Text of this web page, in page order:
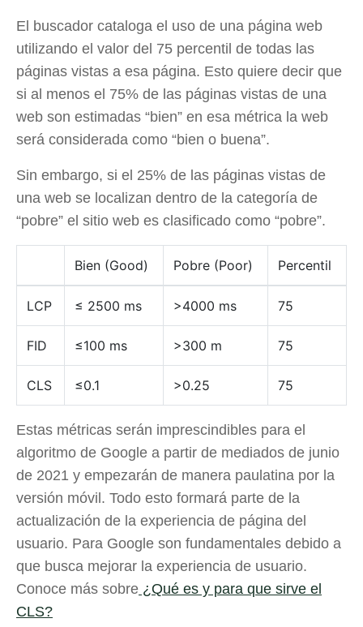
El buscador cataloga el uso de una página web
utilizando el valor del 75 percentil de todas las
páginas vistas a esa página. Esto quiere decir que
si al menos el 75% de las páginas vistas de una
web son estimadas “bien” en esa métrica la web
será considerada como “bien o buena”.
Sin embargo, si el 25% de las páginas vistas de
una web se localizan dentro de la categoría de
“pobre” el sitio web es clasificado como “pobre”.
Bien (Good) Pobre (Poor) Percentil
LCP ≤ 2500 ms >4000 ms 75
FID ≤100 ms >300 m 75
CLS ≤0.1 >0.25 75
Estas métricas serán imprescindibles para el
algoritmo de Google a partir de mediados de junio
de 2021 y empezarán de manera paulatina por la
versión móvil. Todo esto formará parte de la
actualización de la experiencia de página del
usuario. Para Google son fundamentales debido a
que busca mejorar la experiencia de usuario.
Conoce más sobre ¿Qué es y para que sirve el
CLS?